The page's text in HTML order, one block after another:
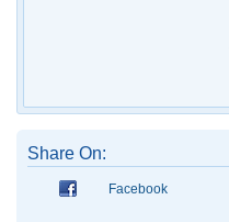
Share On:
Facebook